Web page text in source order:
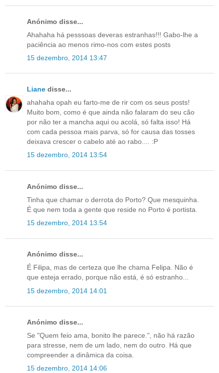
Anónimo disse...
Ahahaha há pesssoas deveras estranhas!!! Gabo-lhe a
paciência ao menos rimo-nos com estes posts
15 dezembro, 2014 13:47
Liane disse...
ahahaha opah eu farto-me de rir com os seus posts!
Muito bom, como é que ainda não falaram do seu cão
por não ter a mancha aqui ou acolá, só falta isso! Há
com cada pessoa mais parva, só for causa das tosses
deixava crescer o cabelo até ao rabo.... :P
15 dezembro, 2014 13:54
Anónimo disse...
Tinha que chamar o derrota do Porto? Que mesquinha.
É que nem toda a gente que reside no Porto é portista.
15 dezembro, 2014 13:54
Anónimo disse...
É Filipa, mas de certeza que lhe chama Felipa. Não é
que esteja errado, porque não está, é só estranho...
15 dezembro, 2014 14:01
Anónimo disse...
Se "Quem feio ama, bonito lhe parece.", não há razão
para stresse, nem de um lado, nem do outro. Há que
compreender a dinâmica da coisa.
15 dezembro, 2014 14:06